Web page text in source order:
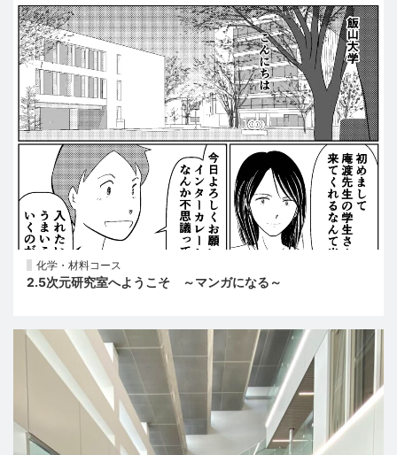
化学・材料コース
2.5次元研究室へようこそ ～マンガになる～